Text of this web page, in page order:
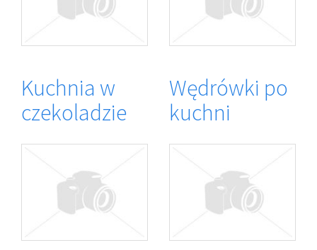
Kuchnia w
czekoladzie
Wędrówki po
kuchni